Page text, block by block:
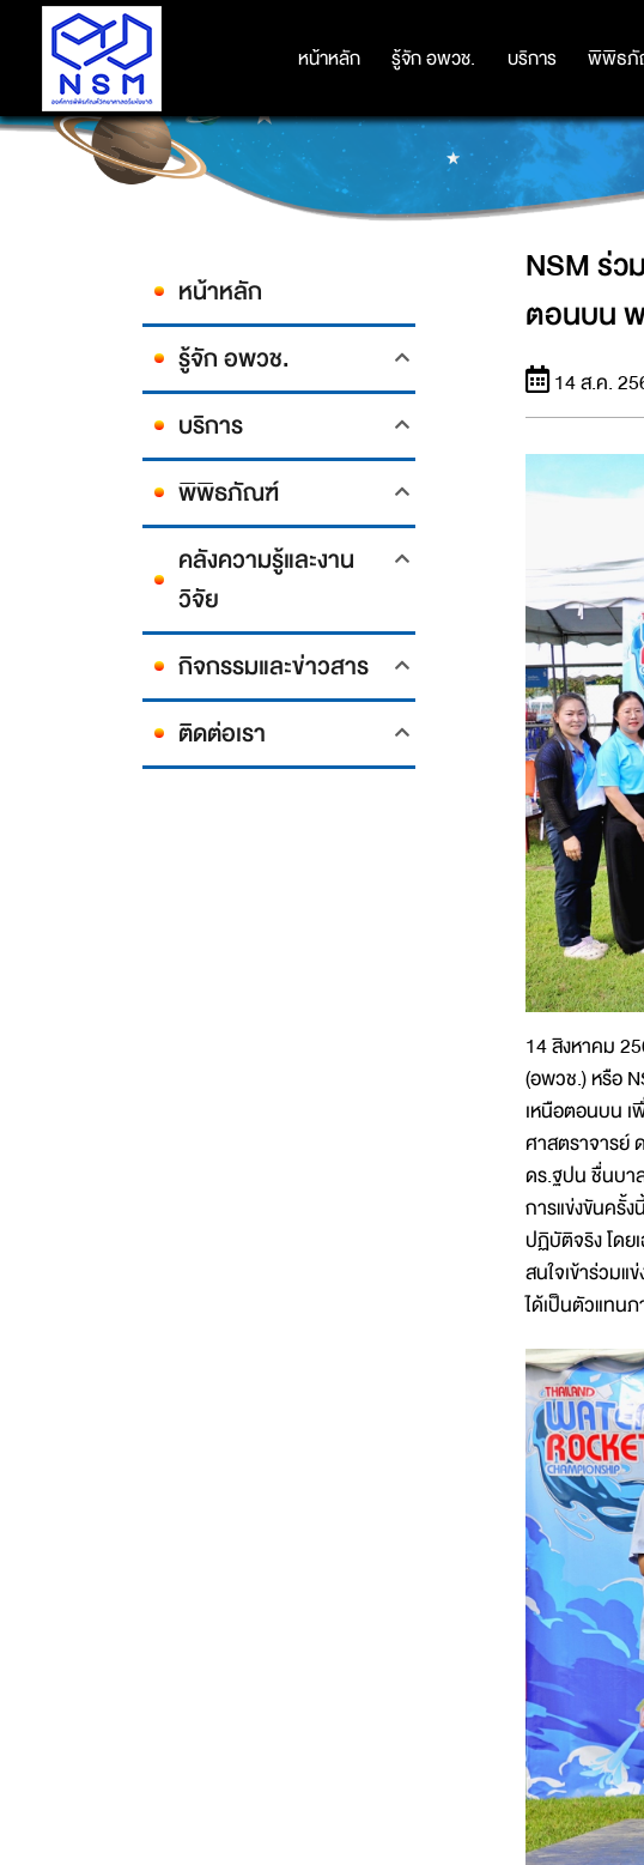
หน้าหลัก รู้จัก อพวช. บริการ พิพิธ
หน้าหลัก รู้จัก อพวช. บริการ พิพิธ
NSM ร่วมกับ ม.แม่โจ้ จัดแข่งขันจรวดขว
หน้าหลัก
รู้จัก อพวช.
บริการ
พิพิธภัณฑ์
คลังความรู้และงาน
วิจัย
กิจกรรมและข่าวสาร
ติดต่อเรา
NSM ร่ว
ตอนบน
14 ส.ค.
14 สิงหาคม
(อพวช.) หรือ
เหนือตอนบน เ
ศาสตราจารย์
ดร.ฐปน ชื่นบา
การแข่งขันครั้ง
ปฏิบัติจริง โดย
สนใจเข้าร่วมแ
ได้เป็นตัวแทน